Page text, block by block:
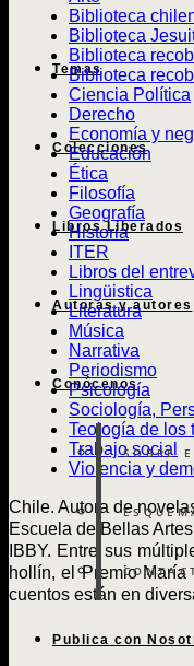
Temas
Colecciones
Libros Liberados
Autoras y autores
Conócenos
SOBRE
Publica con
Biblioteca
Biblioteca
Biblioteca
Biblioteca
Ciencia Política
Derecho
Economía y
Educación
Ética
Filosofía
Geografía
Historia
ITER
Libros del
Lingüistica
Literatura
Música
Narrativa
Periodismo
Psicología
Sociología,
Teología de los
Trabajo social
Violencia y
Chile. Autora de
Escuela de Bellas
IBBY. Entre sus
hollín, el Premio
cuentos están en